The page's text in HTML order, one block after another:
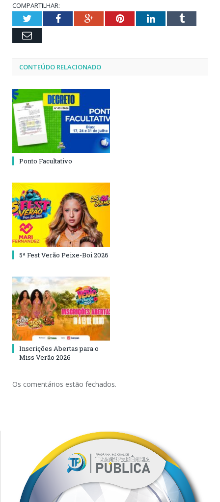
COMPARTILHAR:
TwitterFacebookGoogle+PinterestLinkedInTumblr
Email
CONTEÚDO RELACIONADO
Ponto Facultativo
5ª Fest Verão Peixe-Boi 2026
Inscrições Abertas para o
Miss Verão 2026
Os comentários estão fechados.